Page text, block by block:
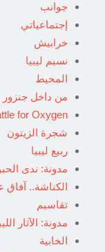
جوانب
إجتماعياتي
خرابيش
نسيم ليبيا
المحيط
من داخل جنزور
for Oxygen
شجرة الزيتون
ربيع ليبيا
مدونة: ندى
الكناشة.. آفاق
تقاسيم
مدونة: الآثار
الخابية